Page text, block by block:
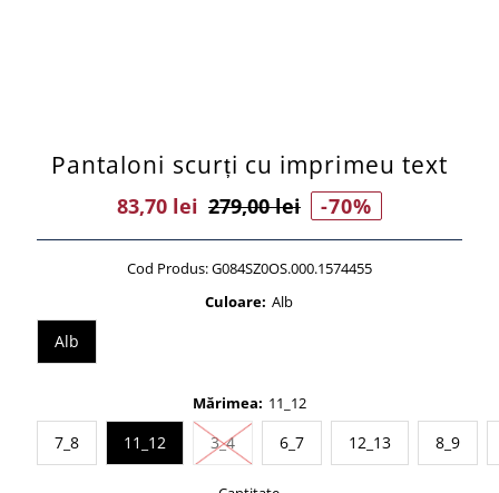
Pantaloni scurți cu imprimeu text
Preț
83,70 lei Preț
279,00 lei -70%
Cod Produs:G084SZ0OS.000.1574455
Culoare: Alb
Alb
Mărimea: 11_12
7_8 11_12 3_4Stoc epuizat sau Indisponibil
6_7 12_13 8_9